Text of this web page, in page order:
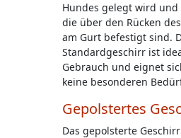
Hundes gelegt wird
die über den Rücken
am Gurt befestigt sind.
Standardgeschirr ist
Gebrauch und eignet
keine besonderen
Gepolstertes
Das gepolsterte